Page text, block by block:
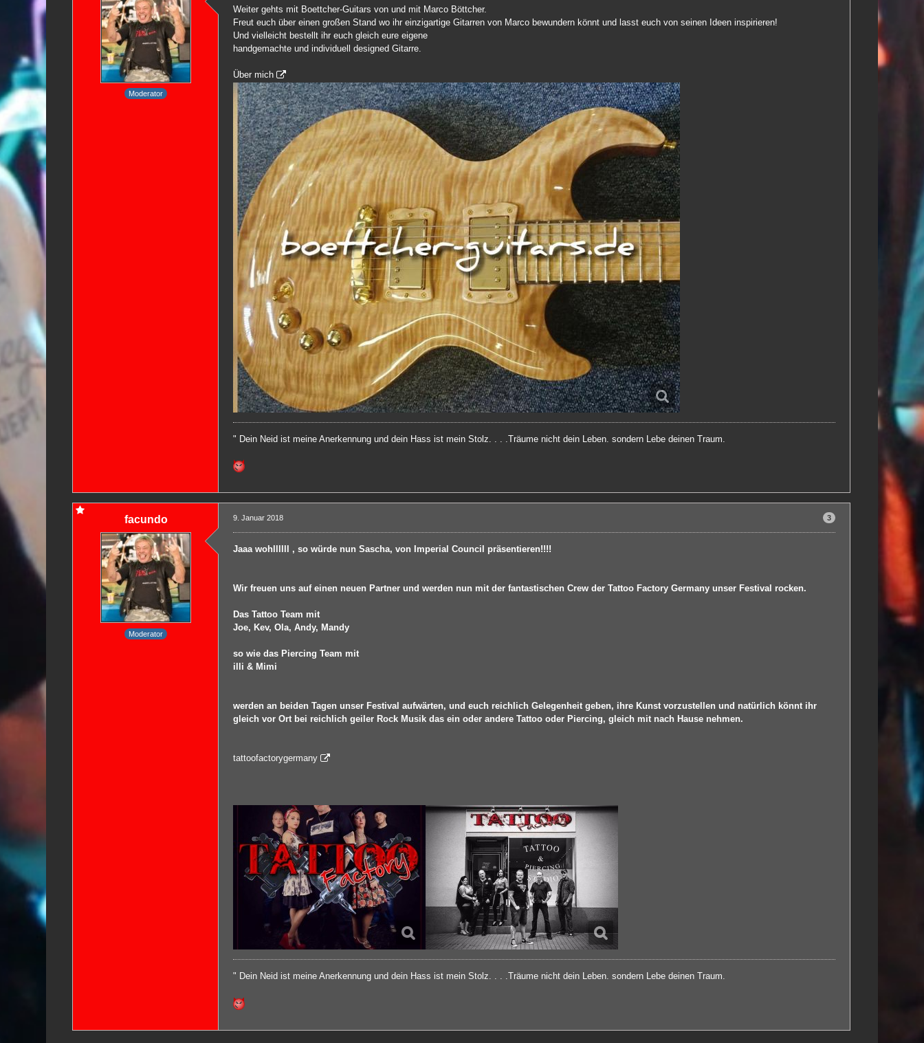
Moderator
Weiter gehts mit Boettcher-Guitars von und mit Marco Böttcher.
Freut euch über einen großen Stand wo ihr einzigartige Gitarren von Marco bewundern könnt und lasst euch von seinen Ideen inspirieren!
Und vielleicht bestellt ihr euch gleich eure eigene
handgemachte und individuell designed Gitarre.
Über mich
" Dein Neid ist meine Anerkennung und dein Hass ist mein Stolz. . . .Träume nicht dein Leben. sondern Lebe deinen Traum.
facundo
Moderator
3
9. Januar 2018
Jaaa wohllllll , so würde nun Sascha, von Imperial Council präsentieren!!!!
Wir freuen uns auf einen neuen Partner und werden nun mit der fantastischen Crew der Tattoo Factory Germany unser Festival rocken.
Das Tattoo Team mit
Joe, Kev, Ola, Andy, Mandy
so wie das Piercing Team mit
illi & Mimi
werden an beiden Tagen unser Festival aufwärten, und euch reichlich Gelegenheit geben, ihre Kunst vorzustellen und natürlich könnt ihr
gleich vor Ort bei reichlich geiler Rock Musik das ein oder andere Tattoo oder Piercing, gleich mit nach Hause nehmen.
tattoofactorygermany
" Dein Neid ist meine Anerkennung und dein Hass ist mein Stolz. . . .Träume nicht dein Leben. sondern Lebe deinen Traum.